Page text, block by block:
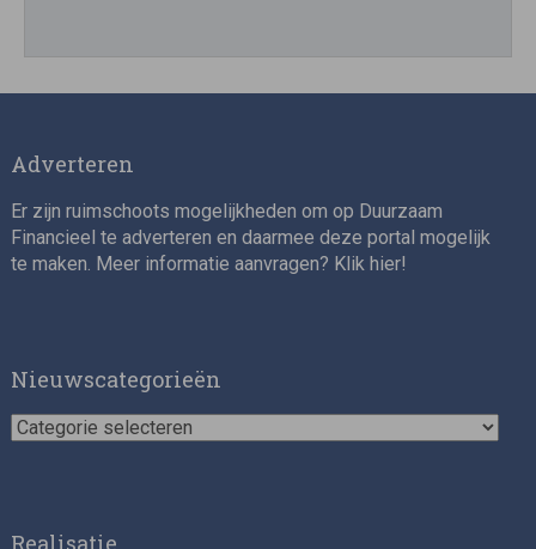
Sustainable Finance Advisory Analyst
Adverteren
Er zijn ruimschoots mogelijkheden om op Duurzaam
Financieel te adverteren en daarmee deze portal mogelijk
te maken. Meer informatie aanvragen? Klik hier!
Nieuwscategorieën
Nieuwscategorieën
Realisatie